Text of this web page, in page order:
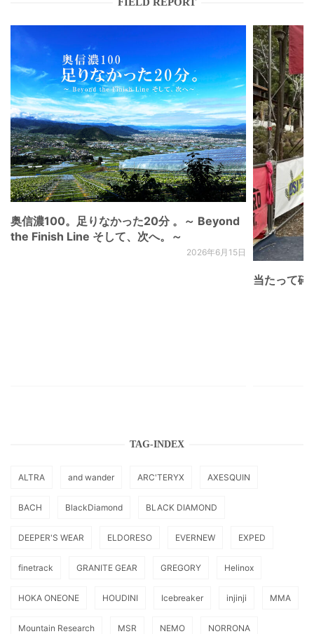
FIELD REPORT
奥信濃100。足りなかった20分 。～ Beyond
the Finish Line そして、次へ。～
2026年6月15日
当たって砕
TAG-INDEX
ALTRA and wander ARC'TERYX AXESQUIN
BACH BlackDiamond BLACK DIAMOND
DEEPER'S WEAR ELDORESO EVERNEW EXPED
finetrack GRANITE GEAR GREGORY Helinox
HOKA ONEONE HOUDINI Icebreaker injinji MMA
Mountain Research MSR NEMO NORRONA